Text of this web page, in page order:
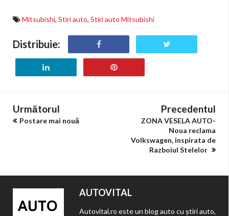
Mitsubishi, Stiri auto, Stiri auto Mitsubishi
Distribuie:
Următorul
Postare mai nouă
Precedentul
ZONA VESELA AUTO-
Noua reclama
Volkswagen, inspirata de
Razboiul Stelelor
AUTOVITAL
Autovital.ro este un blog auto cu știri auto,